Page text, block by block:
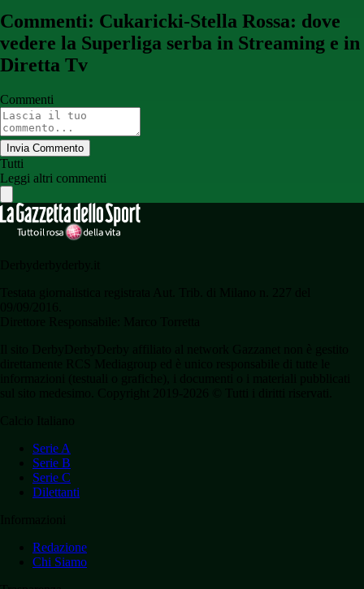
Commenti: Cukaricki-Stella Rossa: dove
vedere la Superliga serba in Streaming e in
Diretta Tv
Commenti
Invia Commento
Tutti
Leggi altri commenti
Serie A
Serie B
Serie C
Dilettanti
Redazione
Chi Siamo